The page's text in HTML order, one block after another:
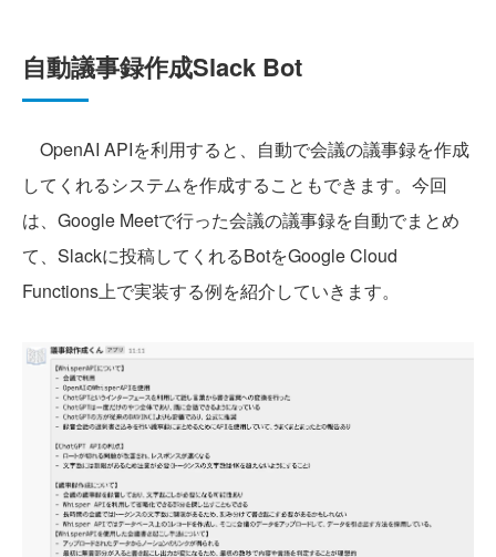
自動議事録作成Slack Bot
OpenAI APIを利用すると、自動で会議の議事録を作成
してくれるシステムを作成することもできます。今回
は、Google Meetで行った会議の議事録を自動でまとめ
て、Slackに投稿してくれるBotをGoogle Cloud
Functions上で実装する例を紹介していきます。